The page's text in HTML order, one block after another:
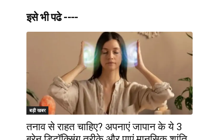
इसे भी पढे ----
बड़ी खबर
तनाव से राहत चाहिए? अपनाएं जापान के ये 3